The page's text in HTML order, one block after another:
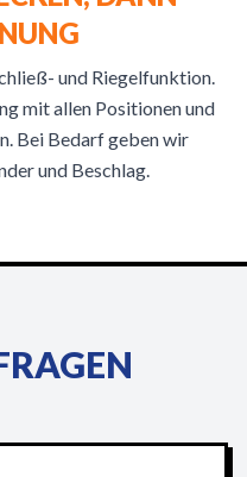
und Riegelfunktion.
mit allen Positionen und
Bei Bedarf geben wir
und Beschlag.